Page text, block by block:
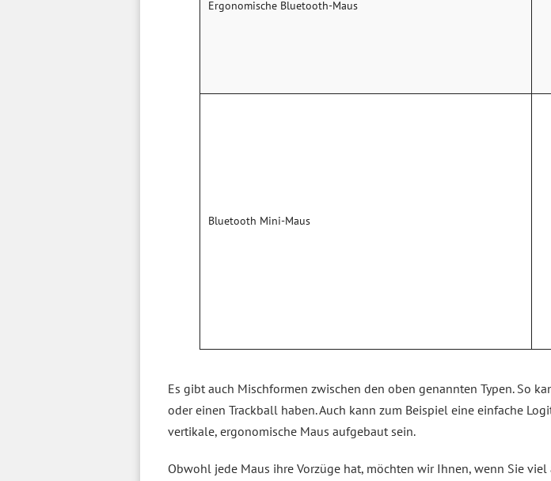
Ergonomische Bluetooth-Maus
Bluetooth Mini-Maus
Es gibt auch Mischformen zwischen den oben genannten Typen. So
oder einen Trackball haben. Auch kann zum Beispiel eine einfache
vertikale, ergonomische Maus aufgebaut sein.
Obwohl jede Maus ihre Vorzüge hat, möchten wir Ihnen, wenn Sie